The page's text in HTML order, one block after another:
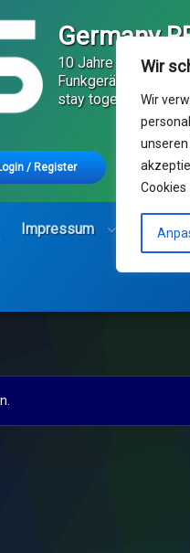
Wir
Wir
unseren
Cookies
Germany
10 Jahre Service
Funkgeräte in
stay together) &
/ Register
Technik
Festnetz ;
Impressum